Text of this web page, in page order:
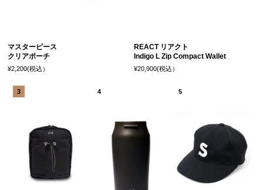
マスターピース
クリアポーチ
¥2,200(税込）
REACT リアクト
Indigo L Zip Compact Wallet
¥20,900(税込）